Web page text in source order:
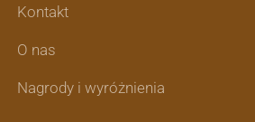
Kontakt
O nas
Nagrody i wyróżnienia